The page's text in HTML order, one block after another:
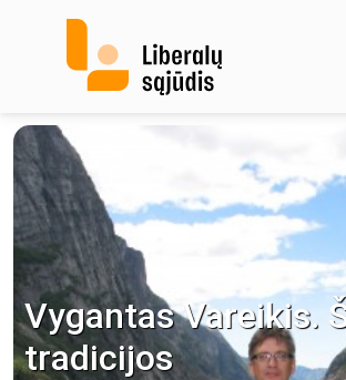
Vygantas Vareikis.
tradicijos